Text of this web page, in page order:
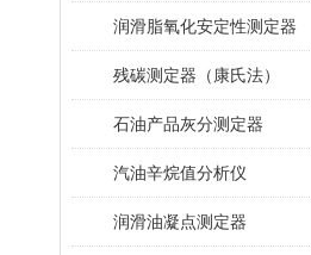
润滑脂氧化安定性测定器
残碳测定器（康氏法）
石油产品灰分测定器
汽油辛烷值分析仪
润滑油凝点测定器